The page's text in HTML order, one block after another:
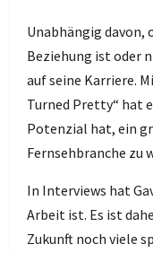
Unabhängig davon,
Beziehung ist oder
auf seine Karriere.
Turned Pretty“ hat
Potenzial hat, ein
Fernsehbranche zu
In Interviews hat
Arbeit ist. Es ist
Zukunft noch viele